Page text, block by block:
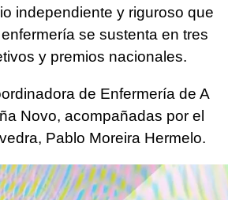
independiente y riguroso que
se sustenta en tres
y premios nacionales.
de Enfermería de A
Novo, acompañadas por el
Pablo Moreira Hermelo.